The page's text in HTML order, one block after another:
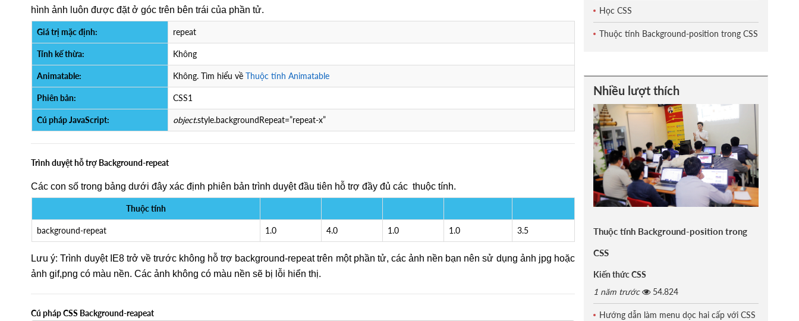
hình ảnh luôn được đặt ở góc trên bên trái của phần tử.
Giá trị mặc định: repeat
Tính kế thừa: Không
Animatable: Không. Tìm hiểu về Thuộc tính Animatable
Phiên bản: CSS1
Cú pháp JavaScript: object.style.backgroundRepeat=”repeat-x”
Trình duyệt hỗ trợ Background-repeat
Các con số trong bảng dưới đây xác định phiên bản trình duyệt đầu tiên hỗ trợ đầy đủ các thuộc tính.
Thuộc tính
background-repeat 1.0 4.0 1.0 1.0 3.5
Lưu ý: Trình duyệt IE8 trở về trước không hỗ trợ background-repeat trên một phần tử, các ảnh nền bạn nên sử dụng ảnh jpg hoặc
ảnh gif,png có màu nền. Các ảnh không có màu nền sẽ bị lỗi hiển thị.
Cú pháp CSS Background-reapeat
Học CSS
Thuộc tính Background-position trong CSS
Nhiều lượt thích
Thuộc tính Background-position trong
CSS
Kiến thức CSS
1 năm trước
54.824
Hướng dẫn làm menu dọc hai cấp với CSS